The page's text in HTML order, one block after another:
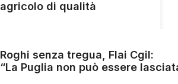
agricolo di qualità
Roghi senza tregua, Flai Cgil:
“La Puglia non può essere